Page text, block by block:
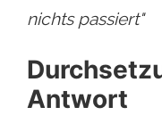
nichts passiert"
Antwort